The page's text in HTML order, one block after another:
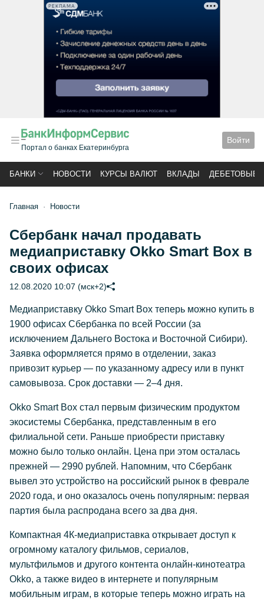
РЕКЛАМА
Портал о банках Екатеринбурга
Войти
БАНКИ НОВОСТИ КУРСЫ ВАЛЮТ ВКЛАДЫ ДЕБЕТОВЫЕ
Главная Новости
Сбербанк начал продавать
медиаприставку Okko Smart Box в
своих офисах
12.08.2020 10:07 (мск+2)
Медиаприставку Okko Smart Box теперь можно купить в
1900 офисах Сбербанка по всей России (за
исключением Дальнего Востока и Восточной Сибири).
Заявка оформляется прямо в отделении, заказ
привозит курьер — по указанному адресу или в пункт
самовывоза. Срок доставки — 2–4 дня.
Okko Smart Box стал первым физическим продуктом
экосистемы Сбербанка, представленным в его
филиальной сети. Раньше приобрести приставку
можно было только онлайн. Цена при этом осталась
прежней — 2990 рублей. Напомним, что Сбербанк
вывел это устройство на российский рынок в феврале
2020 года, и оно оказалось очень популярным: первая
партия была распродана всего за два дня.
Компактная 4К-медиаприставка открывает доступ к
огромному каталогу фильмов, сериалов,
мультфильмов и другого контента онлайн-кинотеатра
Okko, а также видео в интернете и популярным
мобильным играм, в которые теперь можно играть на